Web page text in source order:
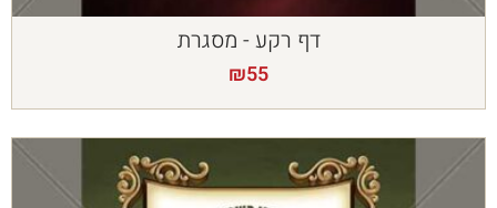
דף רקע - מסגרת
₪55